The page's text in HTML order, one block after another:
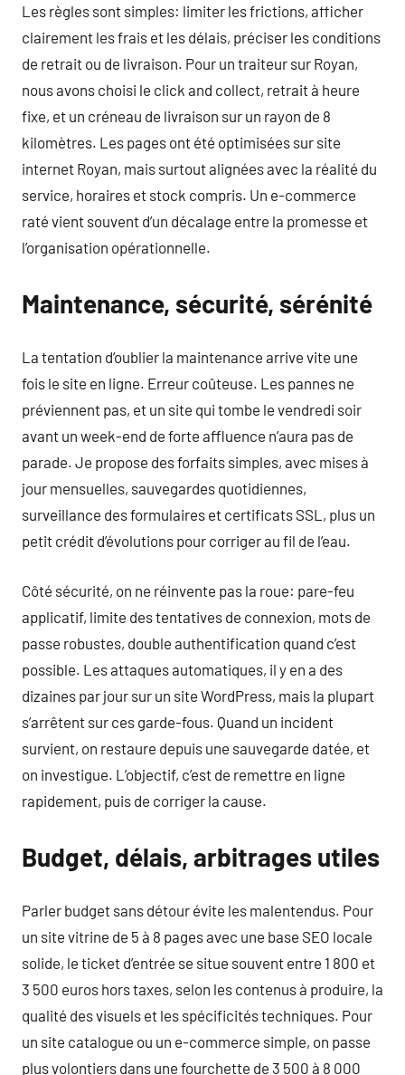
Les règles sont simples: limiter les frictions, afficher
clairement les frais et les délais, préciser les conditions
de retrait ou de livraison. Pour un traiteur sur Royan,
nous avons choisi le click and collect, retrait à heure
fixe, et un créneau de livraison sur un rayon de 8
kilomètres. Les pages ont été optimisées sur site
internet Royan, mais surtout alignées avec la réalité du
service, horaires et stock compris. Un e-commerce
raté vient souvent d’un décalage entre la promesse et
l’organisation opérationnelle.
Maintenance, sécurité, sérénité
La tentation d’oublier la maintenance arrive vite une
fois le site en ligne. Erreur coûteuse. Les pannes ne
préviennent pas, et un site qui tombe le vendredi soir
avant un week-end de forte affluence n’aura pas de
parade. Je propose des forfaits simples, avec mises à
jour mensuelles, sauvegardes quotidiennes,
surveillance des formulaires et certificats SSL, plus un
petit crédit d’évolutions pour corriger au fil de l’eau.
Côté sécurité, on ne réinvente pas la roue: pare-feu
applicatif, limite des tentatives de connexion, mots de
passe robustes, double authentification quand c’est
possible. Les attaques automatiques, il y en a des
dizaines par jour sur un site WordPress, mais la plupart
s’arrêtent sur ces garde-fous. Quand un incident
survient, on restaure depuis une sauvegarde datée, et
on investigue. L’objectif, c’est de remettre en ligne
rapidement, puis de corriger la cause.
Budget, délais, arbitrages utiles
Parler budget sans détour évite les malentendus. Pour
un site vitrine de 5 à 8 pages avec une base SEO locale
solide, le ticket d’entrée se situe souvent entre 1 800 et
3 500 euros hors taxes, selon les contenus à produire, la
qualité des visuels et les spécificités techniques. Pour
un site catalogue ou un e-commerce simple, on passe
plus volontiers dans une fourchette de 3 500 à 8 000